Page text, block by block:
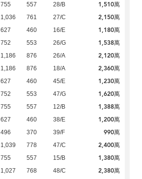
755 557 28/B 1,510萬
1,036 761 27/C 2,150萬
627 460 16/E 1,180萬
752 553 26/G 1,538萬
1,186 876 26/A 2,120萬
1,186 876 18/A 2,360萬
627 460 45/E 1,230萬
752 553 47/G 1,620萬
755 557 12/B 1,388萬
627 460 38/E 1,200萬
496 370 39/F 990萬
1,039 778 47/C 2,400萬
755 557 15/B 1,380萬
1,027 768 48/C 2,380萬